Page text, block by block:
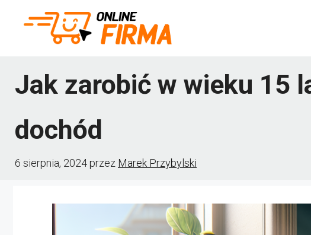
Jak zarobić w wieku 15
dochód
6 sierpnia, 2024przez Marek Przybylski